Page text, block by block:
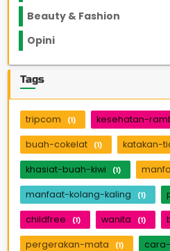
Beauty & Fashion
Opini
Tags
tripcom (1) kesehatan-
buah-cokelat (1) katakan-
khasiat-buah-kiwi (1)
manfaat-kolang-kaling (1)
childfree (1) wanita (1)
pergerakan-mata (1)